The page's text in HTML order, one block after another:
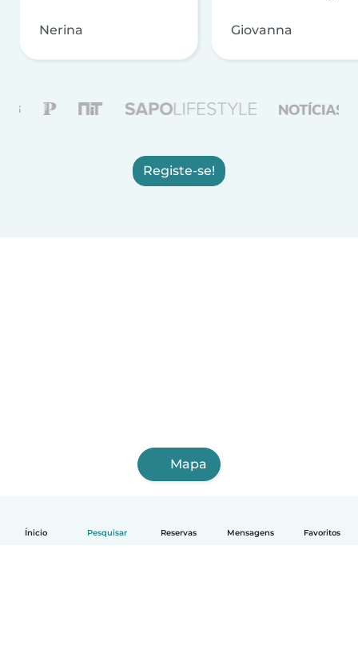
Ínicio Pesquisar Reservas Mensagens Favoritos
Nerina Giovanna
Registe-se!
Mapa